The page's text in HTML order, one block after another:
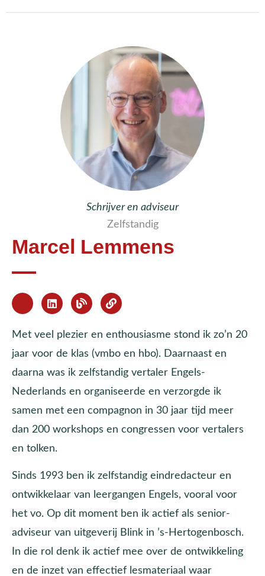
Schrijver en adviseur
Zelfstandig
Marcel Lemmens
Met veel plezier en enthousiasme stond ik zo’n 20
jaar voor de klas (vmbo en hbo). Daarnaast en
daarna was ik zelfstandig vertaler Engels-
Nederlands en organiseerde en verzorgde ik
samen met een compagnon in 30 jaar tijd meer
dan 200 workshops en congressen voor vertalers
en tolken.
Sinds 1993 ben ik zelfstandig eindredacteur en
ontwikkelaar van leergangen Engels, vooral voor
het vo. Op dit moment ben ik actief als senior-
adviseur van uitgeverij Blink in ’s-Hertogenbosch.
In die rol denk ik actief mee over de ontwikkeling
en de inzet van effectief lesmateriaal waar